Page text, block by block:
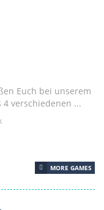
Euch bei unserem
4 verschiedenen ...
MORE GAMES